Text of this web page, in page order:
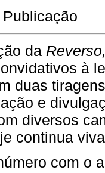
da
à
duas
e
diversos
continua
com o